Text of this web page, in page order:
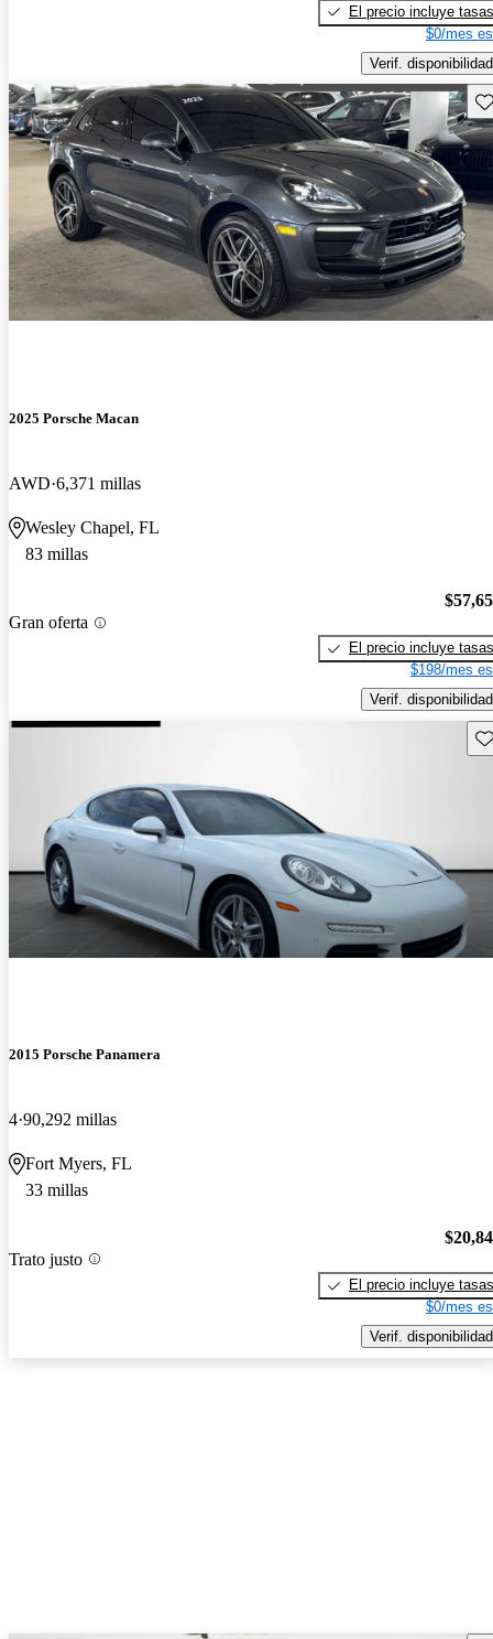
El precio incluye tasas
$0/mes
Verif. disponibilidad
2025 Porsche Macan
AWD 6,371 millas
Wesley Chapel, FL
83 millas
Gran oferta
El precio incluye tasas
$198/mes
Verif. disponibilidad
2015 Porsche Panamera
4 90,292 millas
Fort Myers, FL
33 millas
Trato justo
El precio incluye tasas
$0/mes
Verif. disponibilidad